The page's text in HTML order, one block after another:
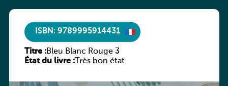
ISBN: 9789995914431
Titre :Bleu Blanc Rouge 3
État du livre :Très bon état